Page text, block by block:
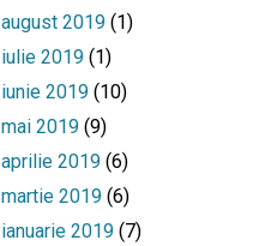
august 2019 (1)
iulie 2019 (1)
iunie 2019 (10)
mai 2019 (9)
aprilie 2019 (6)
martie 2019 (6)
ianuarie 2019 (7)